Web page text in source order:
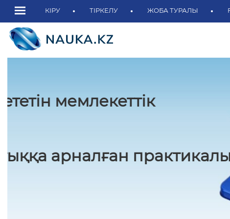
КІРУ ТІРКЕЛУ ЖОБА ТУРАЛЫ
Қасым-Жомарт Тоқаев:
«Қазақстан бірте-бірте
және ғылыми-зерттеу хабына